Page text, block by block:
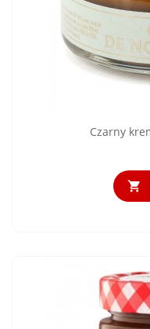
Czarny
